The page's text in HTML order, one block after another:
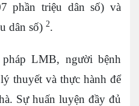
phần triệu dân số) và
dân số) 2.
LMB, người bệnh
thuyết và thực hành để
Sự huấn luyện đầy đủ